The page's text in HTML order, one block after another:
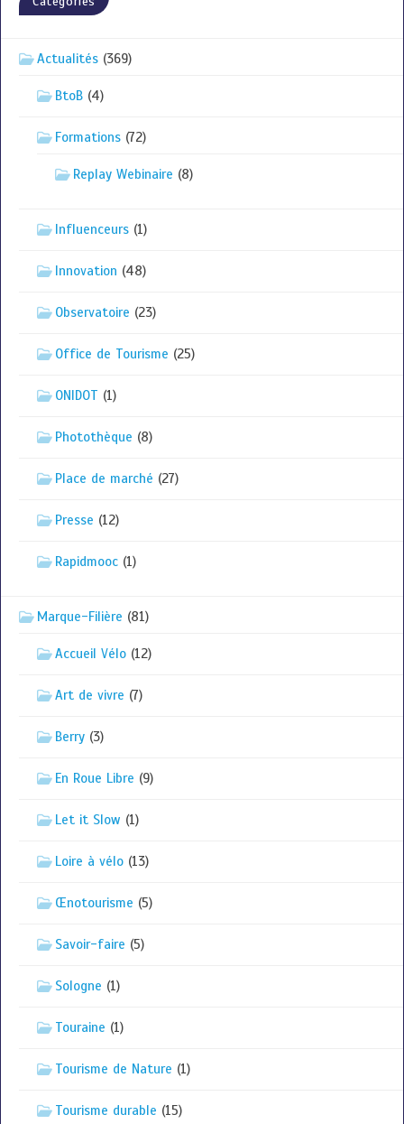
Actualités (369)
BtoB (4)
Formations (72)
Replay Webinaire (8)
Influenceurs (1)
Innovation (48)
Observatoire (23)
Office de Tourisme (25)
ONIDOT (1)
Photothèque (8)
Place de marché (27)
Presse (12)
Rapidmooc (1)
Marque-Filière (81)
Accueil Vélo (12)
Art de vivre (7)
Berry (3)
En Roue Libre (9)
Let it Slow (1)
Loire à vélo (13)
Œnotourisme (5)
Savoir-faire (5)
Sologne (1)
Touraine (1)
Tourisme de Nature (1)
Tourisme durable (15)